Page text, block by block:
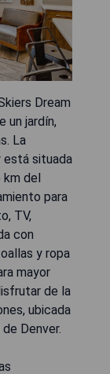
Dream
un jardín,
La
está situada
km del
para
TV,
con
y ropa
mayor
de la
ubicada
Denver.